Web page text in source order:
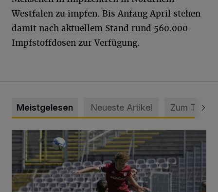
Westfalen zu impfen. Bis Anfang April stehen
damit nach aktuellem Stand rund 560.000
Impfstoffdosen zur Verfügung.
Meistgelesen Neueste Artikel Zum Thema
WSV: Übertragung im Barmer Bahnhof und klare Ansage